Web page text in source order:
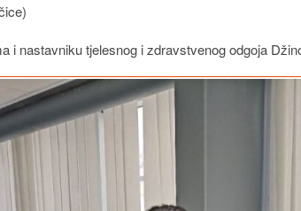
i nastavniku tjelesnog i zdravstvenog odgoja